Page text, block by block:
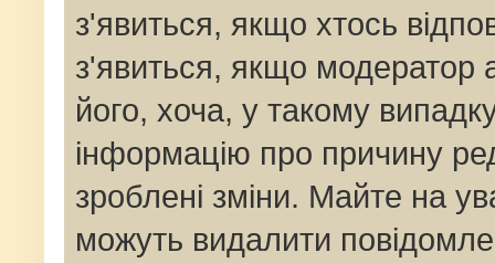
з'явиться, якщо хтось
з'явиться, якщо модератор
його, хоча, у такому
інформацію про причину
зроблені зміни. Майте на
можуть видалити